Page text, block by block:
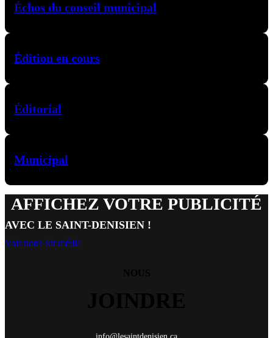
Échos du conseil municipal
Édition en cours
Éditorial
Municipal
AFFICHEZ VOTRE PUBLICITÉ
AVEC LE SAINT-DENISIEN !
Voir notre kit média